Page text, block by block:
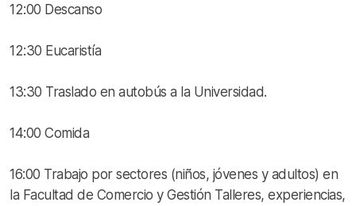
12:00 Descanso
12:30 Eucaristía
13:30 Traslado en autobús a la Universidad.
14:00 Comida
16:00 Trabajo por sectores (niños, jóvenes y adultos) en
la Facultad de Comercio y Gestión Talleres, experiencias,